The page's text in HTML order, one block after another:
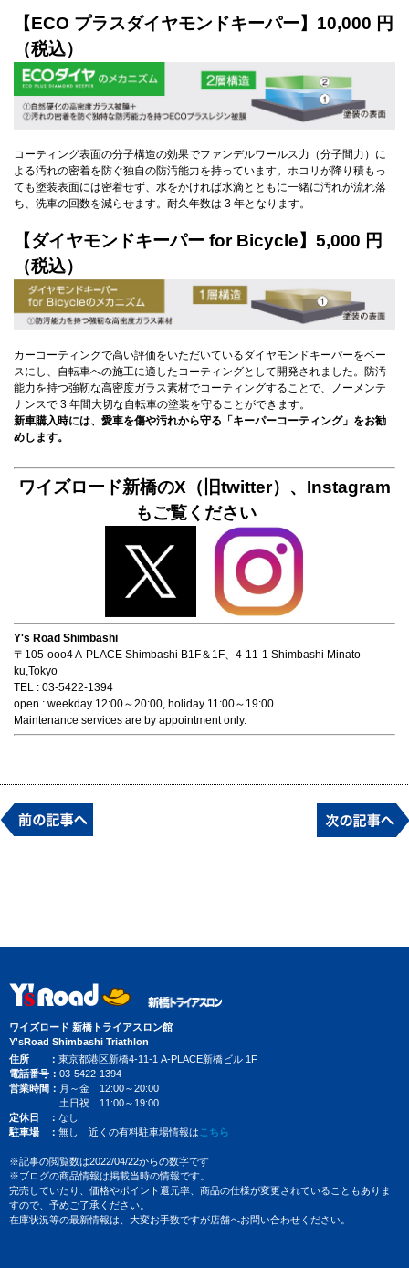
【ECO プラスダイヤモンドキーパー】10,000 円
（税込）
コーティング表面の分子構造の効果でファンデルワールス力（分子間力）に
よる汚れの密着を防ぐ独自の防汚能力を持っています。ホコリが降り積もっ
ても塗装表面には密着せず、水をかければ水滴とともに一緒に汚れが流れ落
ち、洗車の回数を減らせます。耐久年数は 3 年となります。
【ダイヤモンドキーパー for Bicycle】5,000 円
（税込）
カーコーティングで高い評価をいただいているダイヤモンドキーパーをベー
スにし、自転車への施工に適したコーティングとして開発されました。防汚
能力を持つ強靭な高密度ガラス素材でコーティングすることで、ノーメンテ
ナンスで 3 年間大切な自転車の塗装を守ることができます。
新車購入時には、愛車を傷や汚れから守る「キーパーコーティング」をお勧
めします。
ワイズロード新橋のX（旧twitter）、Instagram
もご覧ください
Y's Road Shimbashi
〒105-ooo4 A-PLACE Shimbashi B1F＆1F、4-11-1 Shimbashi Minato-
ku,Tokyo
TEL : 03-5422-1394
open : weekday 12:00～20:00, holiday 11:00～19:00
Maintenance services are by appointment only.
ワイズロード 新橋トライアスロン館
Y'sRoad Shimbashi Triathlon
住所
東京都港区新橋4-11-1 A-PLACE新橋ビル 1F
電話番号
03-5422-1394
営業時間
月～金 12:00～20:00
土日祝 11:00～19:00
定休日
なし
駐車場
無し 近くの有料駐車場情報は こちら
※記事の閲覧数は2022/04/22からの数字です
※ブログの商品情報は掲載当時の情報です。
完売していたり、価格やポイント還元率、商品の仕様が変更されていることもありま
すので、予めご了承ください。
在庫状況等の最新情報は、大変お手数ですが店舗へお問い合わせください。